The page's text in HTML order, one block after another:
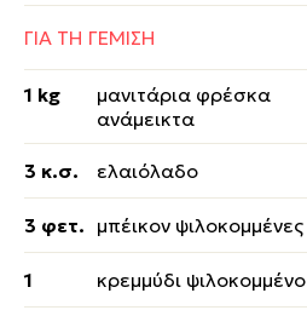
ΓΙΑ ΤΗ ΓΕΜΙΣΗ
1 kg
μανιτάρια φρέσκα
ανάμεικτα
3 κ.σ. ελαιόλαδο
3 φετ. μπέικον ψιλοκομμένες
1 κρεμμύδι ψιλοκομμένο